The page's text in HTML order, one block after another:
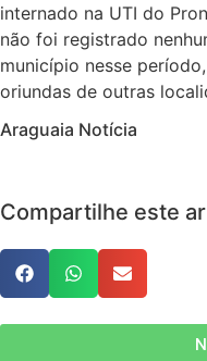
internado na UTI do
não foi registrado
município nesse
oriundas de outras
Araguaia Notícia
Compartilhe este